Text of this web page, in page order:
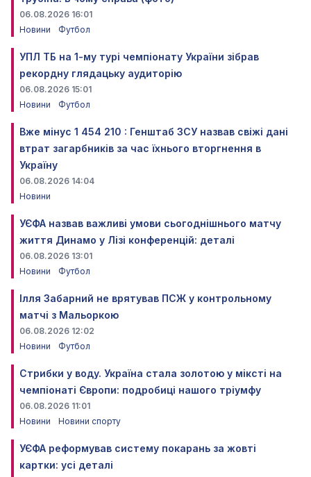
06.08.2026 16:01
Новини
Футбол
УПЛ ТБ на 1-му турі чемпіонату України зібрав
рекордну глядацьку аудиторію
06.08.2026 15:01
Новини
Футбол
Вже мінус 1 454 210 : Генштаб ЗСУ назвав свіжі дані
втрат загарбників за час їхнього вторгнення в
Україну
06.08.2026 14:04
Новини
УЄФА назвав важливі умови сьогоднішнього матчу
життя Динамо у Лізі конференцій: деталі
06.08.2026 13:01
Новини
Футбол
Ілля Забарний не врятував ПСЖ у контрольному
матчі з Мальоркою
06.08.2026 12:02
Новини
Футбол
Стрибки у воду. Україна стала золотою у міксті на
чемпіонаті Європи: подробиці нашого тріумфу
06.08.2026 11:01
Новини
Новини спорту
УЄФА реформував систему покарань за жовті
картки: усі деталі